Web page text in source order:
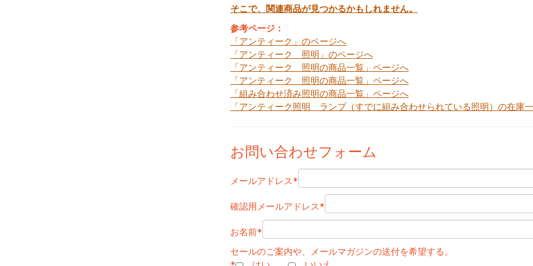
そこで、関連商品が見つかるかもしれません。
参考ページ：
「アンティーク」のページへ
「アンティーク 照明」のページへ
「アンティーク 照明の商品一覧」ページへ
「アンティーク 照明の商品一覧」ページへ
「組み合わせ済み照明の商品一覧」ページへ
「アンティーク照明 ランプ（すでに組み合わせられている照明）の在庫
お問い合わせフォーム
メールアドレス*
確認用メールアドレス*
お名前*
セールのご案内や、メールマガジンの送付を希望する。